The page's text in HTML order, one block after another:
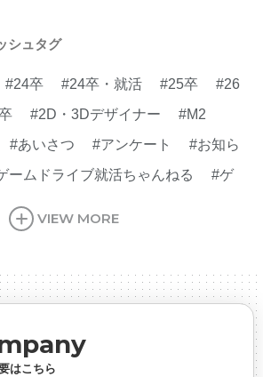
シュタグ
#24卒 #24卒・就活 #25卒
#26
#2D・3Dデザイナー
#M2
#あいさつ #アンケート
#お知ら
ームドライブ就活ちゃんねる
#ゲ
開発
ンめし
ンナー #プログラマー
#プログ
介 #仕事紹介
VIEW MORE
はこちら